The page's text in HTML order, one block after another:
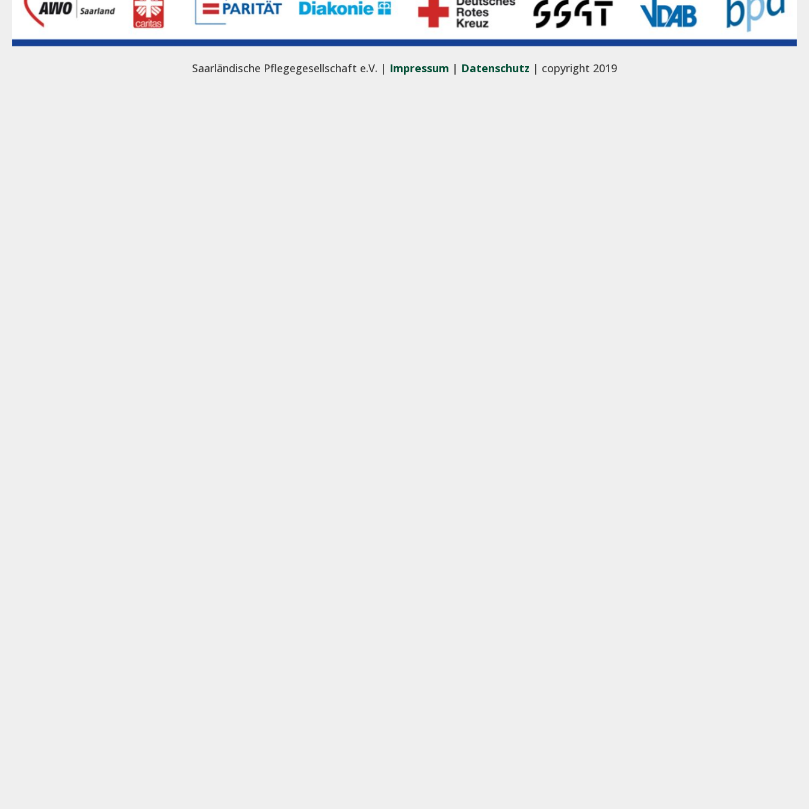
Saarländische Pflegegesellschaft e.V. | Impressum | Datenschutz | copyright 2019